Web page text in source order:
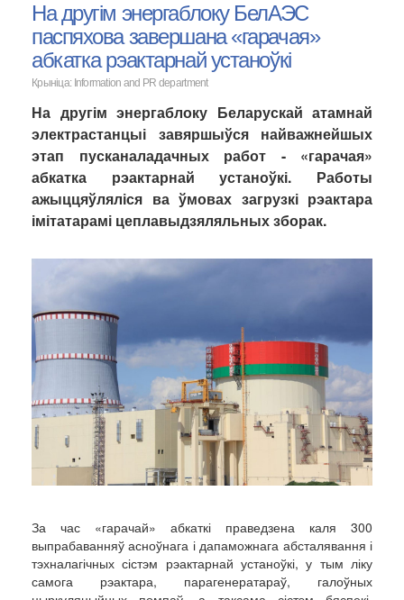
На другім энергаблоку БелАЭС
паспяхова завершана «гарачая»
абкатка рэактарнай устаноўкі
Крыніца: Information and PR department
На другім энергаблоку Беларускай атамнай
электрастанцыі завяршыўся найважнейшых
этап пусканаладачных работ - «гарачая»
абкатка рэактарнай устаноўкі. Работы
ажыццяўляліся ва ўмовах загрузкі рэактара
імітатарамі цеплавыдзяляльных зборак.
За час «гарачай» абкаткі праведзена каля 300
выпрабаванняў асноўнага і дапаможнага абсталявання і
тэхналагічных сістэм рэактарнай устаноўкі, у тым ліку
самога рэактара, парагенератараў, галоўных